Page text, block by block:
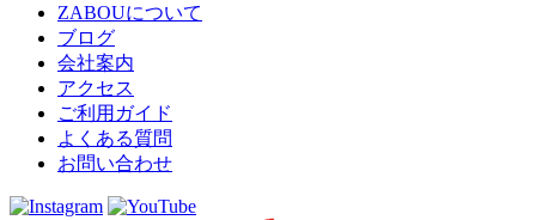
ZABOUについて
ブログ
会社案内
アクセス
ご利用ガイド
よくある質問
お問い合わせ